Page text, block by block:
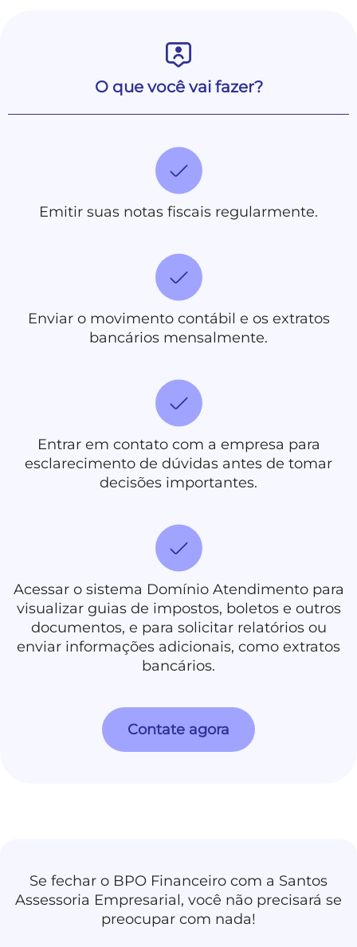
O que você vai fazer?
Emitir suas notas fiscais regularmente.
Enviar o movimento contábil e os extratos
bancários mensalmente.
Entrar em contato com a empresa para
esclarecimento de dúvidas antes de tomar
decisões importantes.
Acessar o sistema Domínio Atendimento para
visualizar guias de impostos, boletos e outros
documentos, e para solicitar relatórios ou
enviar informações adicionais, como extratos
bancários.
Contate agora
Se fechar o BPO Financeiro com a Santos
Assessoria Empresarial, você não precisará se
preocupar com nada!